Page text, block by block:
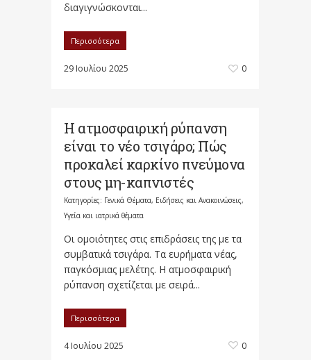
διαγιγνώσκονται...
Περισσότερα
29 Ιουλίου 2025 0
Η ατμοσφαιρική ρύπανση
είναι το νέο τσιγάρο; Πώς
προκαλεί καρκίνο πνεύμονα
στους μη-καπνιστές
Κατηγορίες: Γενικά Θέματα, Ειδήσεις και Ανακοινώσεις,
Υγεία και ιατρικά θέματα
Οι ομοιότητες στις επιδράσεις της με τα
συμβατικά τσιγάρα. Τα ευρήματα νέας,
παγκόσμιας μελέτης. Η ατμοσφαιρική
ρύπανση σχετίζεται με σειρά...
Περισσότερα
4 Ιουλίου 2025 0